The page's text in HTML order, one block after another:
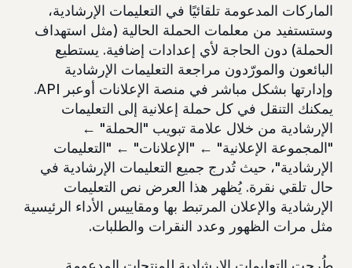
الماركات المدعومة تلقائيًا في التعليمات الإرشادية،
وستستفيد من معلمات الحملة الحالية (مثل استهداف
الحملة) دون الحاجة لأي إعدادات إضافية. يستطيع
البائعون والمورّدون مراجعة التعليمات الإرشادية
وإدارتها بشكل مباشر في منصة الإعلانات أوعبر API.
يمكنك التنقل في كل حملة إعلانية إلى التعليمات
الإرشادية من خلال علامة تبويب "الحملة" ←
"المجموعة الإعلانية" ← "الإعلانات" ← "التعليمات
الإرشادية"، حيث تُدرج جميع التعليمات الإرشادية في
حال تلقي نقرة. يُظهر هذا العرض نص التعليمات
الإرشادية والإعلان المرتبط بها ومقاييس الأداء الرئيسية
مثل مرات الظهور وعدد النقرات والطلبات.